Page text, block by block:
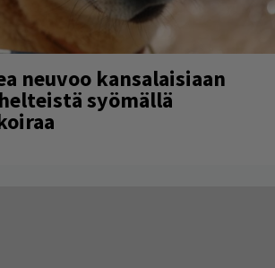
neuvoo kansalaisiaan
syömällä